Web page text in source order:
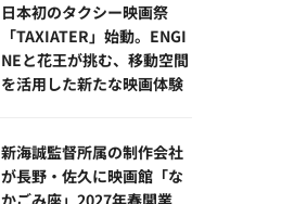
日本初のタクシー映画祭
「TAXIATER」始動。ENGI
NEと花王が挑む、移動空間
を活用した新たな映画体験
新海誠監督所属の制作会社
が長野・佐久に映画館「な